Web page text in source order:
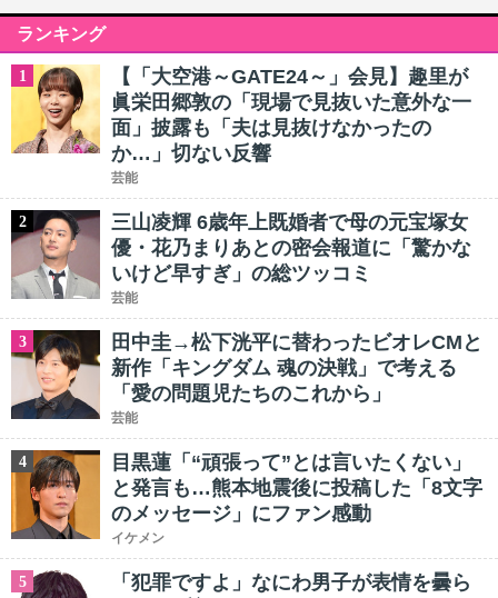
ランキング
1
【「大空港～GATE24～」会見】趣里が
眞栄田郷敦の「現場で見抜いた意外な一
面」披露も「夫は見抜けなかったの
か…」切ない反響
芸能
2
三山凌輝 6歳年上既婚者で母の元宝塚女
優・花乃まりあとの密会報道に「驚かな
いけど早すぎ」の総ツッコミ
芸能
3
田中圭→松下洸平に替わったビオレCMと
新作「キングダム 魂の決戦」で考える
「愛の問題児たちのこれから」
芸能
4
目黒蓮「“頑張って”とは言いたくない」
と発言も…熊本地震後に投稿した「8文字
のメッセージ」にファン感動
イケメン
5
「犯罪ですよ」なにわ男子が表情を曇ら